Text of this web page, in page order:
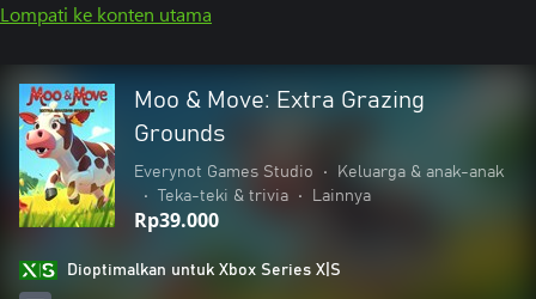
Lompati ke konten utama
Moo & Move: Extra Grazing
Grounds
Everynot Games Studio •
Keluarga & anak-anak
•
Teka-teki & trivia • Lainnya
Rp39.000
Dioptimalkan untuk Xbox Series X|S